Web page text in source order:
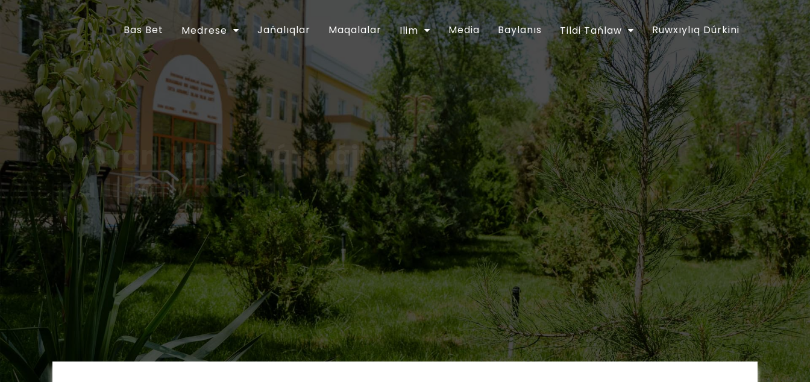
Bas Bet Medrese Jańalıqlar Maqalalar Ilim Media Baylanıs Tildi Tańlaw Ruwxıylıq Dúrkini
“Quranı kárim hám tájwid”
pullı oqıw kursları
Ózbekstan Respublikası Prezidentiniń “Diniy-aǵartıwshılıq tarawınıń jumısın túpkilikli
jetilistiriw ilajları haqqında”ǵı 2018-jıl 16-apreldegi PP-5416-sanlı Pármanı menen
tastıyıqlanǵan ilajlar Baǵdarlamasınıń 6-bántinde belgilengen wazıypalardıń
orınlanıwın támiyinlew maqsetinde Ózbekstan musılmanları mákemesiniń 2018-jıl
30-apreldegi 01A/056-sanlı buyrıǵı tastıyıqlanǵan. Usı múnásibet penen
Muhammad ibn Ahmad al-Beruniy medresesinde 2018-jıl 10-iyunnan baslap
“Quranı kárim hám tájwid” úyretiw boyınsha pullı oqıw kursları shólkemlestirildi.